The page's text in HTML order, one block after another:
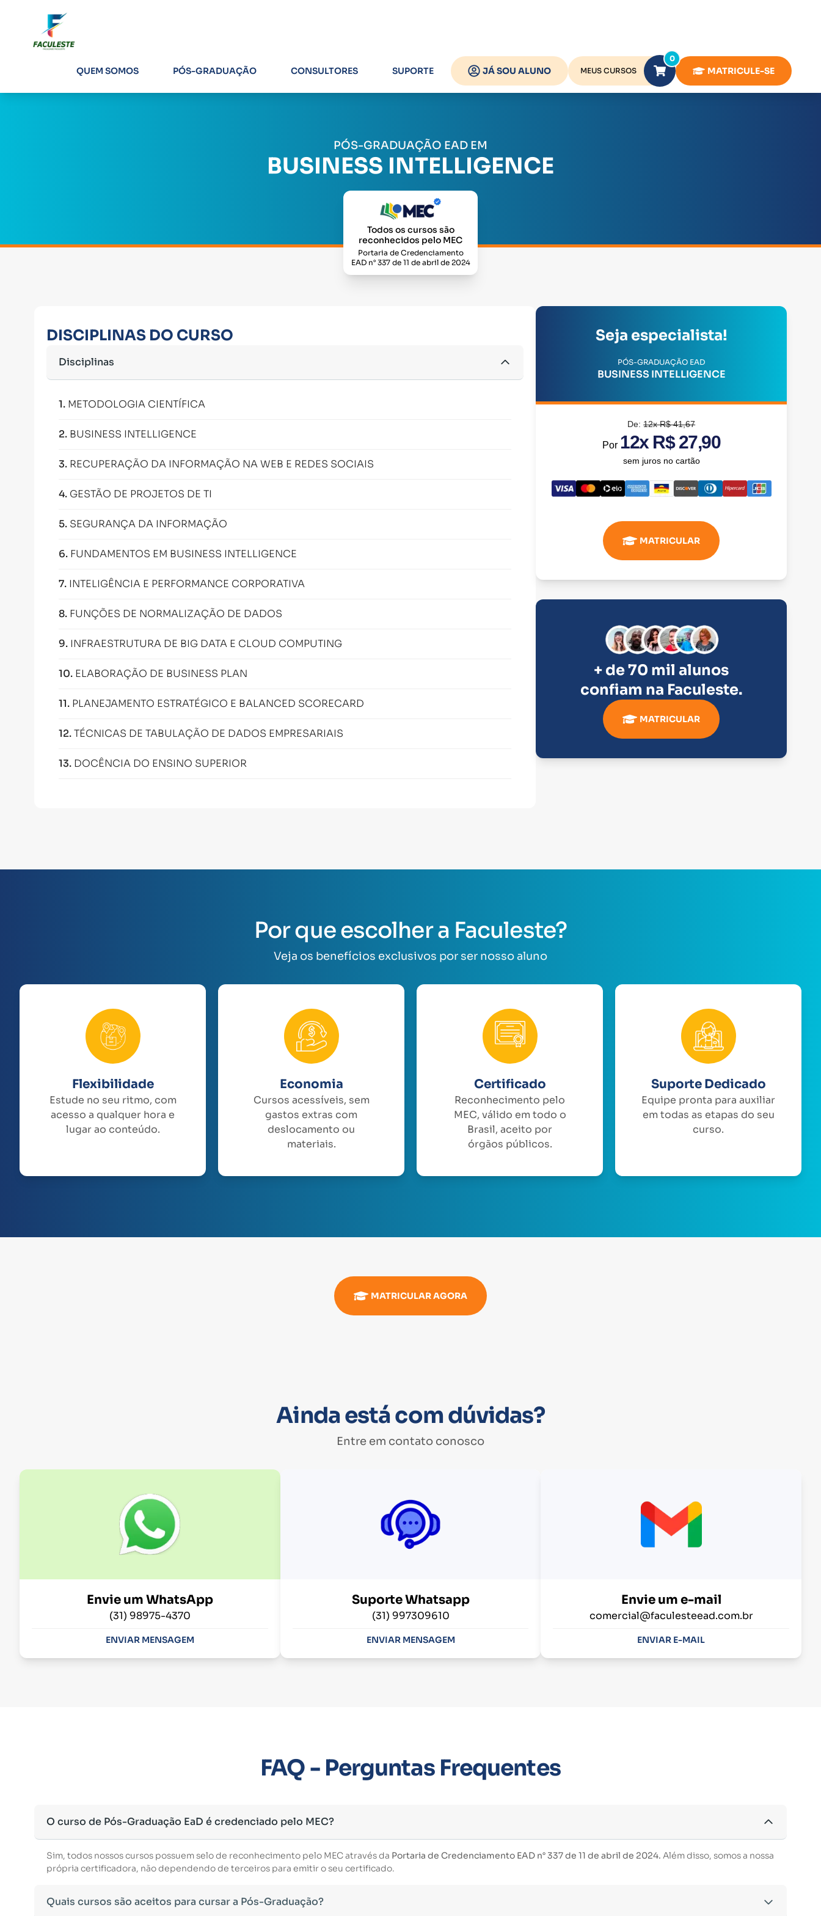
QUEM SOMOS PÓS-GRADUAÇÃO CONSULTORES SUPORTE JÁ SOU ALUNO MEUS CURSOS
0
MATRICULE-SE
PÓS-GRADUAÇÃO EAD EM
BUSINESS INTELLIGENCE
Todos os cursos são
reconhecidos pelo MEC
Portaria de Credenciamento
EAD n° 337 de 11 de abril de 2024
DISCIPLINAS DO CURSO
Disciplinas
1. METODOLOGIA CIENTÍFICA
2. BUSINESS INTELLIGENCE
3. RECUPERAÇÃO DA INFORMAÇÃO NA WEB E REDES SOCIAIS
4. GESTÃO DE PROJETOS DE TI
5. SEGURANÇA DA INFORMAÇÃO
6. FUNDAMENTOS EM BUSINESS INTELLIGENCE
7. INTELIGÊNCIA E PERFORMANCE CORPORATIVA
8. FUNÇÕES DE NORMALIZAÇÃO DE DADOS
9. INFRAESTRUTURA DE BIG DATA E CLOUD COMPUTING
10. ELABORAÇÃO DE BUSINESS PLAN
11. PLANEJAMENTO ESTRATÉGICO E BALANCED SCORECARD
12.TÉCNICAS DE TABULAÇÃO DE DADOS EMPRESARIAIS
13. DOCÊNCIA DO ENSINO SUPERIOR
Seja especialista!
PÓS-GRADUAÇÃO EAD
BUSINESS INTELLIGENCE
De:12x R$ 41,67
Por 12x R$ 27,90
sem juros no cartão
MATRICULAR
+ de 70 mil alunos
confiam na Faculeste.
MATRICULAR
Por que escolher a Faculeste?
Veja os benefícios exclusivos por ser nosso aluno
Flexibilidade
Estude no seu ritmo, com
acesso a qualquer hora e
lugar ao conteúdo.
Economia
Cursos acessíveis, sem
gastos extras com
deslocamento ou
materiais.
Certificado
Reconhecimento pelo
MEC, válido em todo o
Brasil, aceito por
órgãos públicos.
Suporte Dedicado
Equipe pronta para auxiliar
em todas as etapas do seu
curso.
MATRICULAR AGORA
Ainda está com dúvidas?
Entre em contato conosco
Envie um WhatsApp
(31) 98975-4370
ENVIAR MENSAGEM
Suporte Whatsapp
(31) 997309610
ENVIAR MENSAGEM
Envie um e-mail
comercial@faculesteead.com.br
ENVIAR E-MAIL
FAQ - Perguntas Frequentes
O curso de Pós-Graduação EaD é credenciado pelo MEC?
Sim, todos nossos cursos possuem selo de reconhecimento pelo MEC através da Portaria de Credenciamento EAD n° 337 de 11 de abril de 2024. Além disso, somos a nossa
própria certificadora, não dependendo de terceiros para emitir o seu certificado.
Quais cursos são aceitos para cursar a Pós-Graduação?